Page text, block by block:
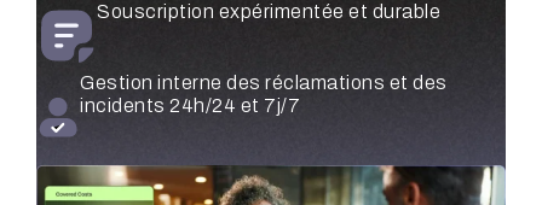
Souscription expérimentée et durable
Gestion interne des réclamations et des
incidents 24h/24 et 7j/7
Priorisation des contrôles quantifiée
réels
Voyez quels contrôles de sécurité comptent le
plus—classés par impact financier
Surveillez les menaces dans toute votre
organisation depuis un seul endroit